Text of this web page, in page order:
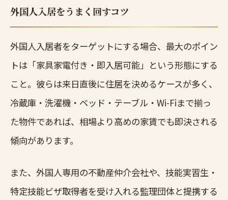
外国人入居をうまく回すコツ
外国人入居者をターゲットにする場合、最大のポイン
トは「家具家電付き・即入居可能」という形態にする
こと。彼らは来日直後に住居を決めるケースが多く、
冷蔵庫・洗濯機・ベッド・テーブル・Wi-Fiまで揃っ
た物件であれば、相場より高めの家賃でも即決される
傾向があります。
また、外国人専用の不動産仲介会社や、技能実習生・
特定技能ビザ取得者を受け入れる監理団体と提携する